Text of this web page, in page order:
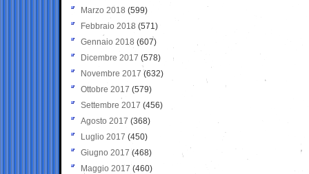
Marzo 2018 (599)
Febbraio 2018 (571)
Gennaio 2018 (607)
Dicembre 2017 (578)
Novembre 2017 (632)
Ottobre 2017 (579)
Settembre 2017 (456)
Agosto 2017 (368)
Luglio 2017 (450)
Giugno 2017 (468)
Maggio 2017 (460)